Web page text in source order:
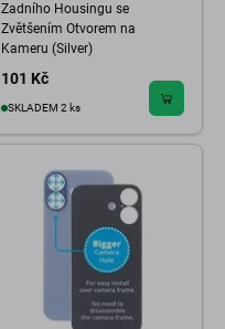
Zadního Housingu se
Zvětšením Otvorem na
Kameru (Silver)
101 Kč
SKLADEM 2 ks